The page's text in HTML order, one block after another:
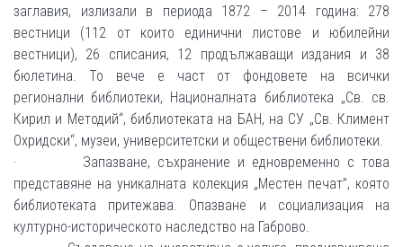
заглавия, излизали в периода 1872 – 2014 година: 278
вестници (112 от които единични листове и юбилейни
вестници), 26 списания, 12 продължаващи издания и 38
бюлетина. То вече е част от фондовете на всички
регионални библиотеки, Националната библиотека „Св. св.
Кирил и Методий“, библиотеката на БАН, на СУ „Св. Климент
Охридски“, музеи, университетски и обществени библиотеки.
· Запазване, съхранение и едновременно с това
представяне на уникалната колекция „Местен печат”, която
библиотеката притежава. Опазване и социализация на
културно-историческото наследство на Габрово.